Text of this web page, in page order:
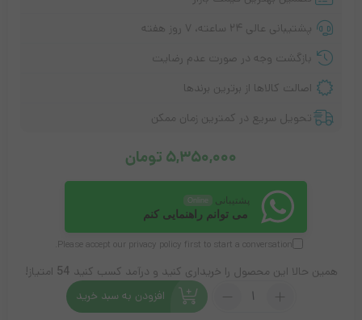
پشتیبانی عالی ۲۴ ساعته، ۷ روز هفته
بازگشت وجه در صورت عدم رضایت
اصالت کالاها از برترین برندها
تحویل سریع در کمترین زمان ممکن
5,350,000 تومان
پشتیبانی Online
می توانم راهنمایی کنم
Please accept our privacy policy first to start a conversation.
همین حالا این محصول را خریداری کنید و درآمد کسب کنید 54 امتیاز!
تعداد:
مودم
افزودن به سبد خرید